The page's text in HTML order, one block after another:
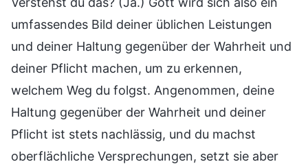
umfassendes Bild deiner üblichen Leistungen
und deiner Haltung gegenüber der Wahrheit und
deiner Pflicht machen, um zu erkennen,
welchem Weg du folgst. Angenommen, deine
Haltung gegenüber der Wahrheit und deiner
Pflicht ist stets nachlässig, und du machst
oberflächliche Versprechungen, setzt sie aber